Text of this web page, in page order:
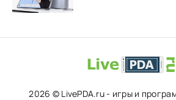
2026 © LivePDA.ru - игры и